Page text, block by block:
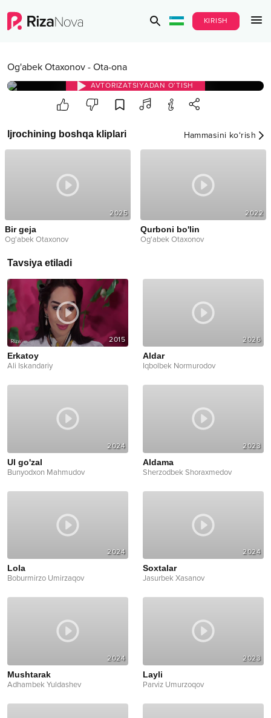
KIRISH
Og'abek Otaxonov - Ota-ona
AVTORIZATSIYADAN O‘TISH
Ijrochining boshqa kliplari Hammasini ko‘rish
2025
Bir geja
Og'abek Otaxonov
2022
Qurboni bo'lin
Og'abek Otaxonov
Tavsiya etiladi
2015
Erkatoy
Ali Iskandariy
2026
Aldar
Iqbolbek Normurodov
2024
Ul go'zal
Bunyodxon Mahmudov
2023
Aldama
Sherzodbek Shoraxmedov
2024
Lola
Boburmirzo Umirzaqov
2024
Soxtalar
Jasurbek Xasanov
2024
Mushtarak
Adhambek Yuldashev
2023
Layli
Parviz Umurzoqov